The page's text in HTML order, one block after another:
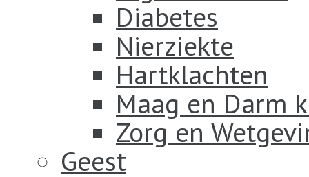
Diabetes
Nierziekte
Hartklachten
Maag en Darm
Zorg en
Geest